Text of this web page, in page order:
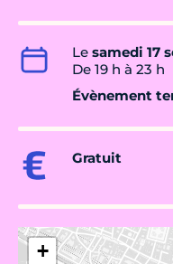
Le samedi 17
De 19 h à 23 h
Évènement
Gratuit
+